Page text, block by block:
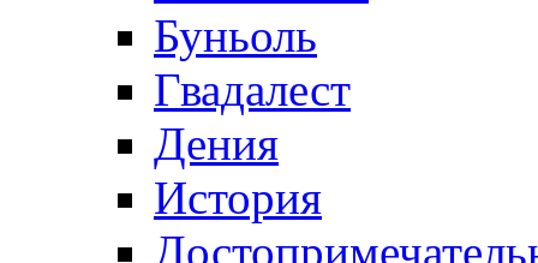
Буньоль
Гвадалест
Дения
История